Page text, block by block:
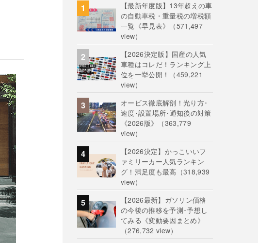
【最新年度版】13年超えの車
の自動車税・重量税の増税額
一覧《早見表》
（571,497
view）
【2026決定版】国産の人気
車種はコレだ！ランキング上
位を一挙公開！
（459,221
view）
オービス徹底解剖！光り方･
速度･設置場所･通知後の対策
《2026版》
（363,779
view）
【2026決定】かっこいいフ
ァミリーカー人気ランキン
グ！満足度も最高 （318,939
view）
【2026最新】ガソリン価格
の今後の推移を予測･予想し
てみる《変動要因まとめ》
（276,732 view）